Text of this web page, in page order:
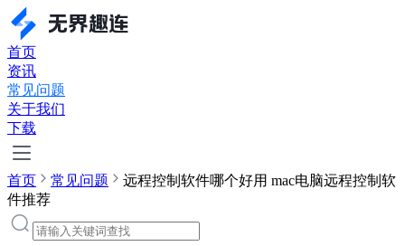
首页
资讯
常见问题
关于我们
下载
首页 常见问题
远程控制软件哪个好用 mac电脑远程控制软
件推荐